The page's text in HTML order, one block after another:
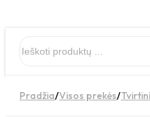
Pradžia/Visos prekės/